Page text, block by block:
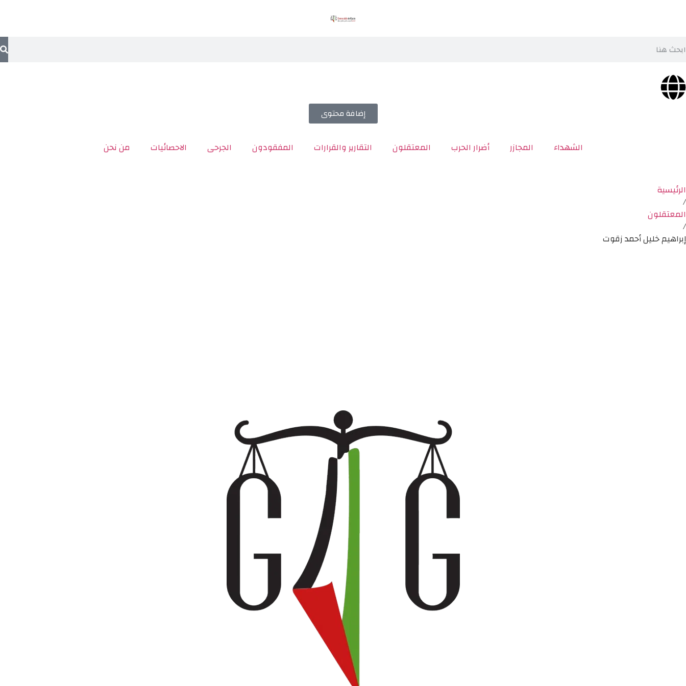
إضافة محتوى
الشهداء المجازر أضرار الحرب المعتقلون التقارير والقرارات المفقودون الجرحى الاحصائيات من نحن
الرئيسية
/
المعتقلون
/
إبراهيم خليل أحمد زقوت